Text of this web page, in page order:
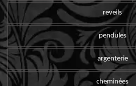
reveils
pendules
argenterie
cheminées